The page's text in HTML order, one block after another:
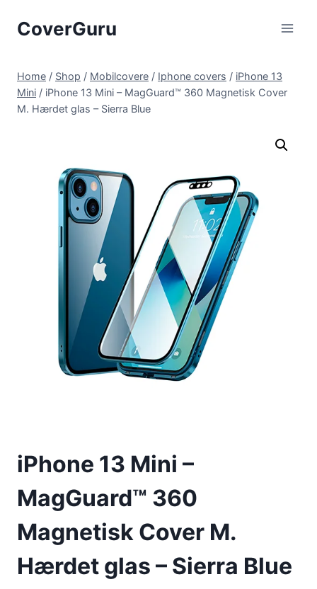
CoverGuru
Home / Shop / Mobilcovere / Iphone covers / iPhone 13
Mini / iPhone 13 Mini – MagGuard™ 360 Magnetisk Cover
M. Hærdet glas – Sierra Blue
iPhone 13 Mini –
MagGuard™ 360
Magnetisk Cover M.
Hærdet glas – Sierra Blue